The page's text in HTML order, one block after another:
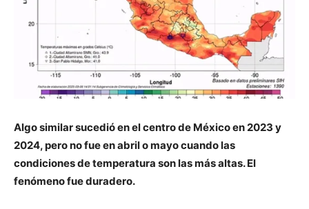
Algo similar sucedió en el centro de México en 2023 y
2024, pero no fue en abril o mayo cuando las
condiciones de temperatura son las más altas. El
fenómeno fue duradero.